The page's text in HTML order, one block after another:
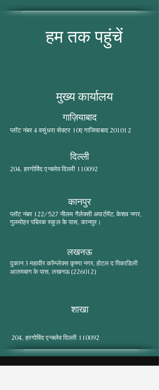
हम तक पहुंचें
मुख्य कार्यालय
गाज़ियाबाद
प्लॉट नंबर 4 वसुंधरा सेक्टर 10ए गाजियाबाद 201012
दिल्ली
204, हरगोविंद एन्क्लेव दिल्ली 110092
कानपुर
प्लॉट नंबर 122/527 नीलम गैलेक्सी अपार्टमेंट, केशव नगर,
गुलमोहर पब्लिक स्कूल के पास, कानपुर।
लखनऊ
दुकान 3 महावीर कॉम्प्लेक्स कृष्णा नगर, होटल द पिकाडिली
आलमबाग के पास, लखनऊ (226012)
शाखा
204, हरगोविंद एन्क्लेव दिल्ली 110092